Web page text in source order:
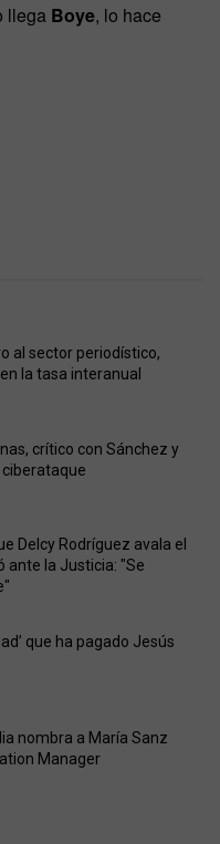
llega Boye, lo hace
al sector periodístico,
la tasa interanual
crítico con Sánchez y
Delcy Rodríguez avala el
ante la Justicia: "Se
que ha pagado Jesús
nombra a María Sanz
Manager